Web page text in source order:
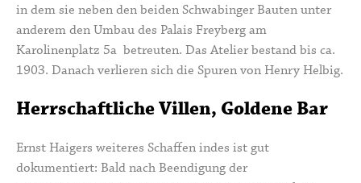
in dem sie neben den beiden Schwabinger Bauten unter
anderem den Umbau des Palais Freybergam
Karolinenplatz 5a betreuten. Das Atelier bestand bis ca.
1903. Danach verlieren sich die Spuren von Henry Helbig.
Herrschaftliche Villen, Goldene Bar
Ernst Haigers weiteres Schaffen indes ist gut
dokumentiert: Bald nach Beendigung der